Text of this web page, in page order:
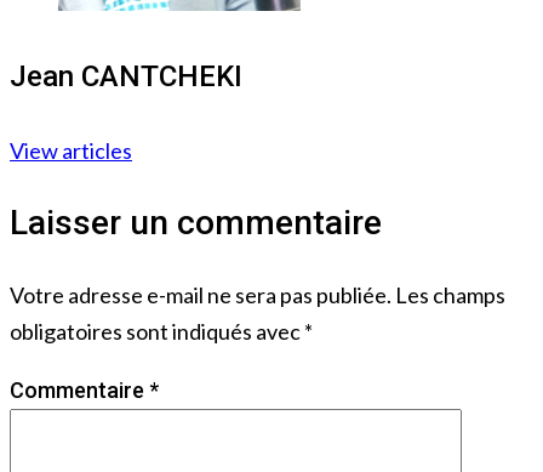
Jean CANTCHEKI
View articles
Laisser un commentaire
Votre adresse e-mail ne sera pas publiée. Les champs
obligatoires sont indiqués avec*
Commentaire *